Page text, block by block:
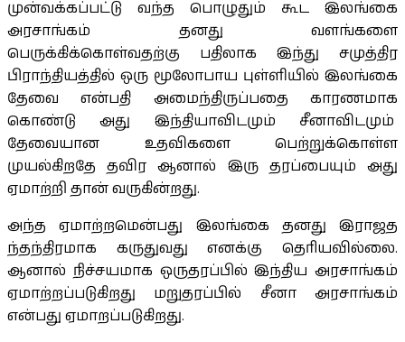
முன்வக்கப்பட்டு வந்த பொழுதும் கூட இலங்கை
அரசாங்கம் தனது வளங்களை
பெருக்கிக்கொள்வதற்கு பதிலாக இந்து சமுத்திர
பிராந்தியத்தில் ஒரு மூலோபாய புள்ளியில் இலங்கை
தேவை என்பதி அமைந்திருப்பதை காரணமாக
கொண்டு அது இந்தியாவிடமும் சீனாவிடமும்
தேவையான உதவிகளை பெற்றுக்கொள்ள
முயல்கிறதே தவிர ஆனால் இரு தரப்பையும் அது
ஏமாற்றி தான் வருகின்றது.
அந்த ஏமாற்றமென்பது இலங்கை தனது இராஜத
ந்தந்திரமாக கருதுவது எனக்கு தெரியவில்லை.
ஆனால் நிச்சயமாக ஒருதரப்பில் இந்திய அரசாங்கம்
ஏமாற்றப்படுகிறது மறுதரப்பில் சீனா அரசாங்கம்
என்பது ஏமாறப்படுகிறது.